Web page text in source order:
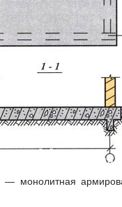
монолитная